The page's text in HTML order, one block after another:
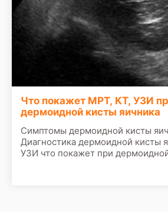
Что покажет МРТ, КТ, УЗИ
дермоидной кисты яичника
Симптомы дермоидной кисты
Диагностика дермоидной кисты
УЗИ что покажет при